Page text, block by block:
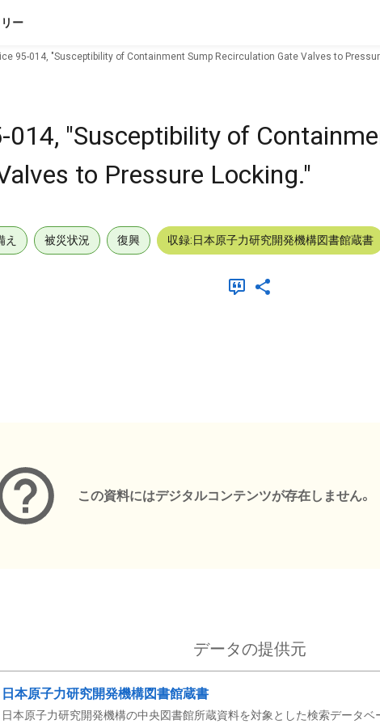
ー
95-014, "Susceptibility of Containment Sump Recirculation Gate Valves to
"Susceptibility of
to Pressure Locking."
え 被災状況 復興 収録:日本原子力研究開発機構図書館蔵書
この資料にはデジタルコンテンツが存在しません。
データの提供元
日本原子力研究開発機構図書館蔵書
日本原子力研究開発機構の中央図書館所蔵資料を対象とした検索データベ